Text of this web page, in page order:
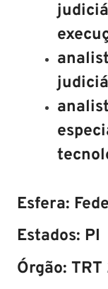
Esfera:
Estados: PI
Órgão: TRT